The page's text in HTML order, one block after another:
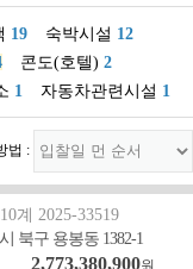
19 숙박시설 12
콘도(호텔) 2
1 자동차관련시설 1
법 :
계 2025-33519
북구 용봉동 1382-1
2,773,380,900원